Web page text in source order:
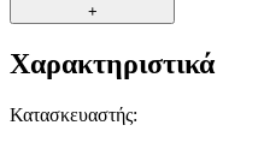
+
Χαρακτηριστικά
Κατασκευαστής: